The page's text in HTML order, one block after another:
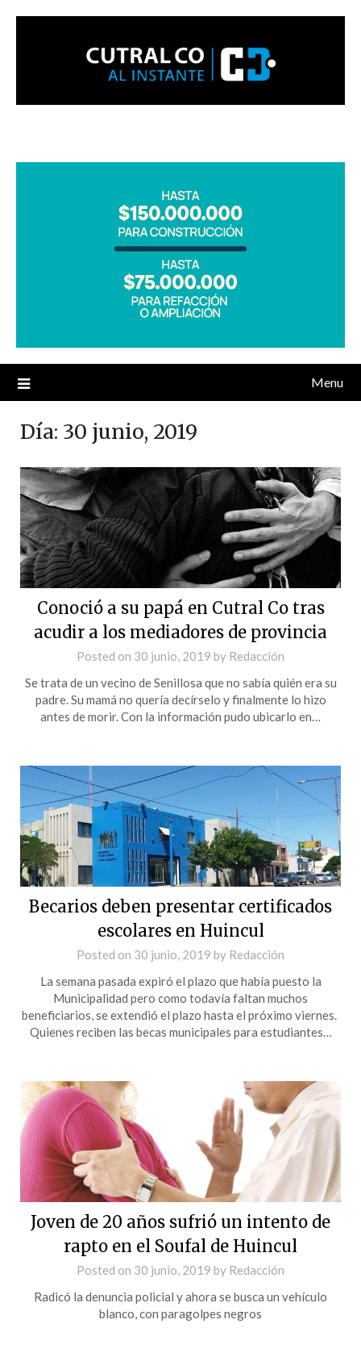
Menu
Día: 30 junio, 2019
Conoció a su papá en Cutral Co tras
acudir a los mediadores de provincia
Posted on 30 junio, 2019 by Redacción
Se trata de un vecino de Senillosa que no sabía quién era su
padre. Su mamá no quería decírselo y finalmente lo hizo
antes de morir. Con la información pudo ubicarlo en…
Becarios deben presentar certificados
escolares en Huincul
Posted on 30 junio, 2019 by Redacción
La semana pasada expiró el plazo que había puesto la
Municipalidad pero como todavía faltan muchos
beneficiarios, se extendió el plazo hasta el próximo viernes.
Quienes reciben las becas municipales para estudiantes…
Joven de 20 años sufrió un intento de
rapto en el Soufal de Huincul
Posted on 30 junio, 2019 by Redacción
Radicó la denuncia policial y ahora se busca un vehículo
blanco, con paragolpes negros